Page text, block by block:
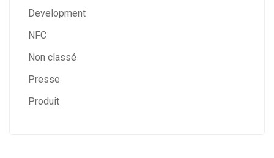
Development
NFC
Non classé
Presse
Produit